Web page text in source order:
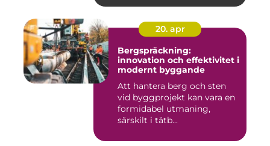
20. apr
Bergspräckning:
innovation och effektivitet i
modernt byggande
Att hantera berg och sten
vid byggprojekt kan vara en
formidabel utmaning,
särskilt i tätb...